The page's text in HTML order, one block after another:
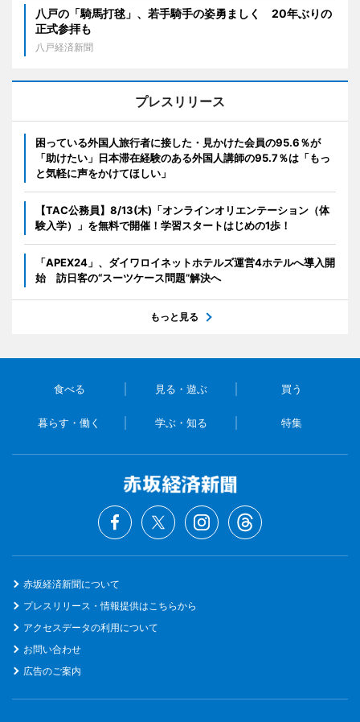
八戸の「騎馬打毬」、若手騎手の姿勇ましく 20年ぶりの
正式参拝も
八戸経済新聞
プレスリリース
困っている外国人旅行者に接した・見かけた会員の95.6％が
「助けたい」日本滞在経験のある外国人講師の95.7％は「もっ
と気軽に声をかけてほしい」
【TAC公務員】8/13(木)「オンラインオリエンテーション（体
験入学）」を無料で開催！学習スタートはじめの1歩！
「APEX24」、ダイワロイネットホテルズ運営4ホテルへ導入開
始 訪日客の“スーツケース問題”解決へ
もっと見る
食べる 見る・遊ぶ 買う
暮らす・働く 学ぶ・知る 特集
赤坂経済新聞について
プレスリリース・情報提供はこちらから
アクセスデータの利用について
お問い合わせ
広告のご案内